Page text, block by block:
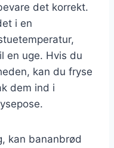
det korrekt.
i en
en uge. Hvis du
kan du fryse
dem ind i
kan bananbrød